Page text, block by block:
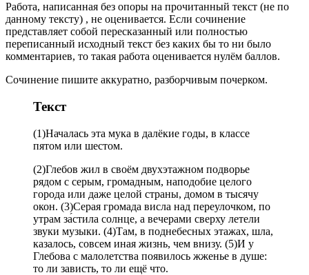
Работа, написанная без опоры на прочитанный текст (не по
данному тексту) , не оценивается. Если сочинение
представляет собой пересказанный или полностью
переписанный исходный текст без каких бы то ни было
комментариев, то такая работа оценивается нулём баллов.
Сочинение пишите аккуратно, разборчивым почерком.
Текст
(1)Началась эта мука в далёкие годы, в классе
пятом или шестом.
(2)Глебов жил в своём двухэтажном подворье
рядом с серым, громадным, наподобие целого
города или даже целой страны, домом в тысячу
окон. (3)Серая громада висла над переулочком, по
утрам за́стила солнце, а вечерами сверху летели
звуки музыки. (4)Там, в поднебесных этажах, шла,
казалось, совсем иная жизнь, чем внизу. (5)И у
Глебова с малолетства появилось жженье в душе:
то ли зависть, то ли ещё что.